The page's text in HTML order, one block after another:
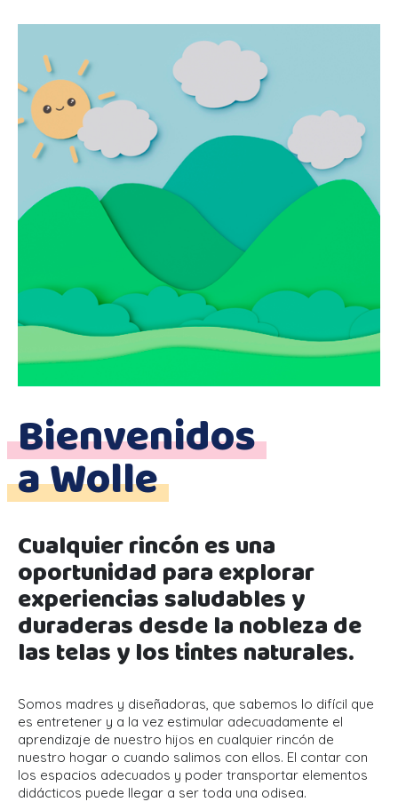
Bienvenidos
a Wolle
Cualquier rincón es una
oportunidad para explorar
experiencias saludables y
duraderas desde la nobleza de
las telas y los tintes naturales.
Somos madres y diseñadoras, que sabemos lo difícil que
es entretener y a la vez estimular adecuadamente el
aprendizaje de nuestro hijos en cualquier rincón de
nuestro hogar o cuando salimos con ellos. El contar con
los espacios adecuados y poder transportar elementos
didácticos puede llegar a ser toda una odisea.